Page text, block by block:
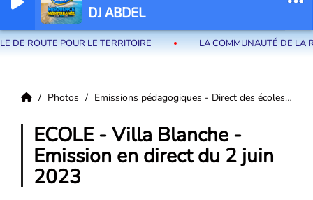
Radio Fréquence Méditerranée la radio de menton et des communes de
la riviera française
DJ ABDEL
ROUTE POUR LE TERRITOIRE LA COMMUNAUTÉ DE LA
Photos Emissions pédagogiques - Direct des écoles
ECOLE - Villa Blanche -
Emission en direct du 2 juin
2023